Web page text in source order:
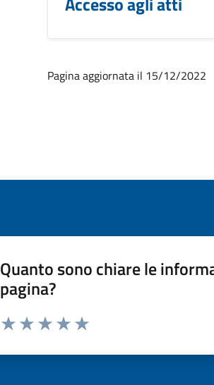
Pagina aggiornata il 15/12/2022
Quanto sono chiare le
pagina?
Valuta da 1 a 5 stelle la pagina